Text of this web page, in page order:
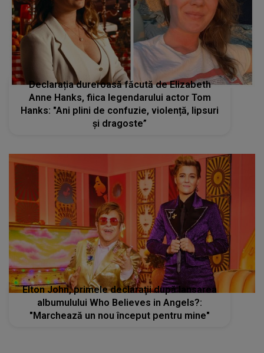
Declarația dureroasă făcută de Elizabeth
Anne Hanks, fiica legendarului actor Tom
Hanks: "Ani plini de confuzie, violență, lipsuri
și dragoste”
Elton John, primele declaraţii după lansarea
albumulului Who Believes in Angels?:
"Marchează un nou început pentru mine"